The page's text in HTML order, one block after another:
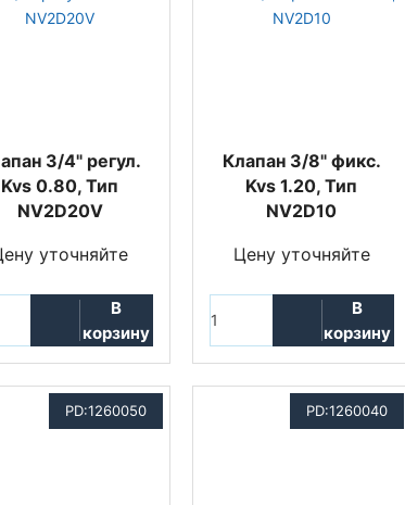
3/4" регул.
Kvs 0.80, Тип
NV2D20V
уточняйте
В
корзину
Клапан 3/8" фикс.
Kvs 1.20, Тип
NV2D10
Цену уточняйте
В
корзину
PD:1260050 PD:1260040